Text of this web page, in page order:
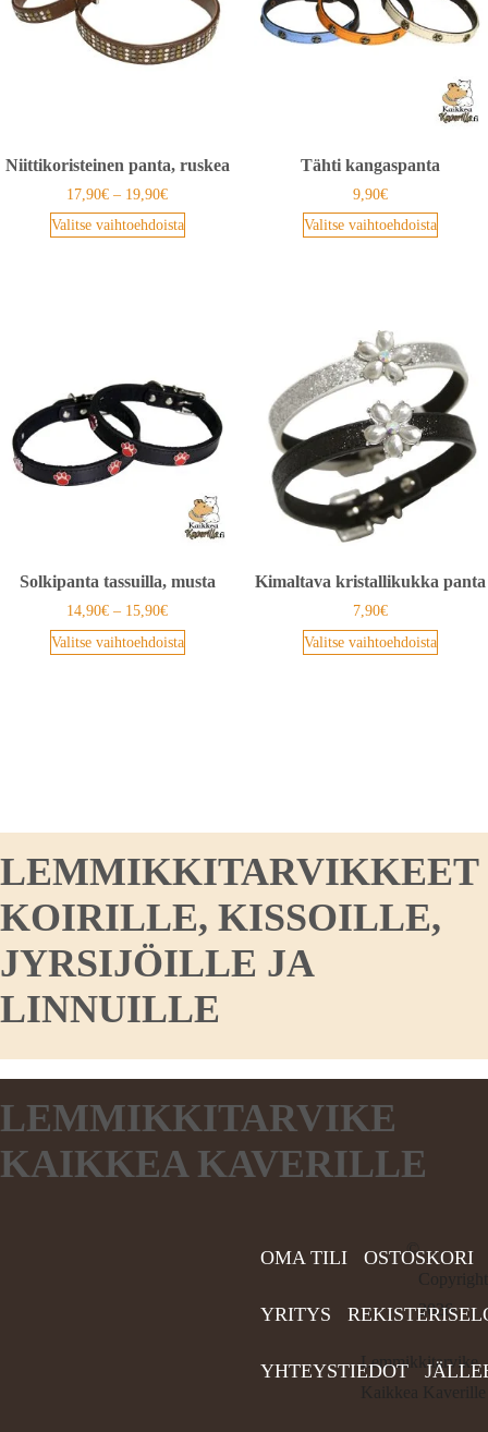
Niittikoristeinen panta, ruskea
17,90€ – 19,90€
Valitse vaihtoehdoista
Tähti kangaspanta
9,90€
Valitse vaihtoehdoista
Solkipanta tassuilla, musta
14,90€ – 15,90€
Valitse vaihtoehdoista
Kimaltava kristallikukka panta
7,90€
Valitse vaihtoehdoista
LEMMIKKITARVIKKEET
KOIRILLE, KISSOILLE,
JYRSIJÖILLE JA
LINNUILLE
LEMMIKKITARVIKE
KAIKKEA KAVERILLE
OMA TILI OSTOSKORI
YRITYS
YHTEYSTIEDOT
©
Copyright
2026
Lemmikkitarvike
Kaikkea Kaverille